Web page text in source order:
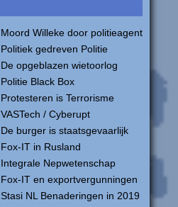
Moord Willeke door politieagent
Politiek gedreven Politie
De opgeblazen wietoorlog
Politie Black Box
Protesteren is Terrorisme
VASTech / Cyberupt
De burger is staatsgevaarlijk
Fox-IT in Rusland
Integrale Nepwetenschap
Fox-IT en exportvergunningen
Stasi NL Benaderingen in 2019